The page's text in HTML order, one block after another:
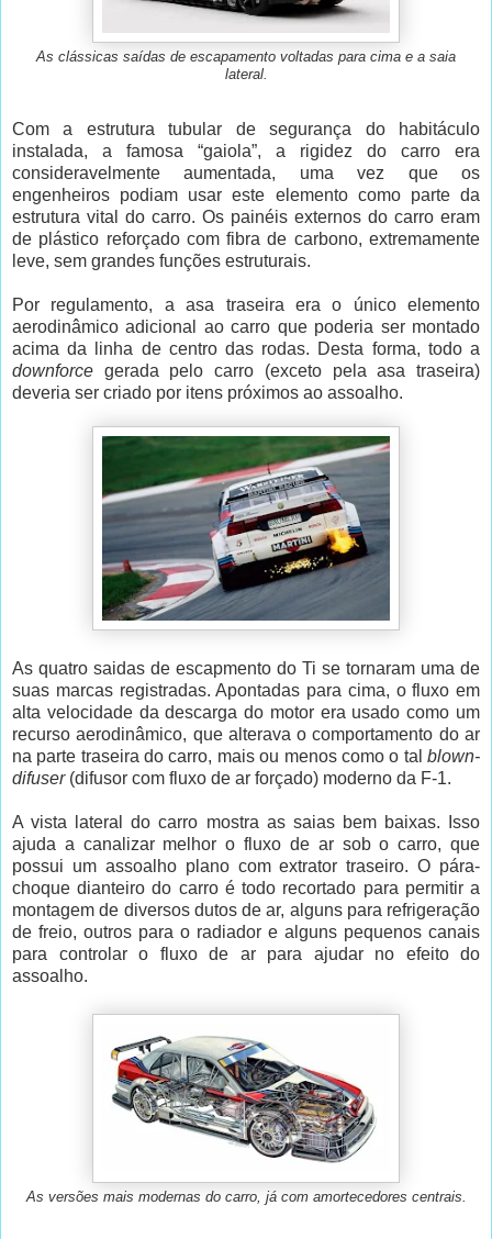
As clássicas saídas de escapamento voltadas para cima e a saia
lateral.
Com a estrutura tubular de segurança do habitáculo
instalada, a famosa “gaiola”, a rigidez do carro era
consideravelmente aumentada, uma vez que os
engenheiros podiam usar este elemento como parte da
estrutura vital do carro. Os painéis externos do carro eram
de plástico reforçado com fibra de carbono, extremamente
leve, sem grandes funções estruturais.
Por regulamento, a asa traseira era o único elemento
aerodinâmico adicional ao carro que poderia ser montado
acima da linha de centro das rodas. Desta forma, todo a
downforce gerada pelo carro (exceto pela asa traseira)
deveria ser criado por itens próximos ao assoalho.
As quatro saidas de escapmento do Ti se tornaram uma de
suas marcas registradas. Apontadas para cima, o fluxo em
alta velocidade da descarga do motor era usado como um
recurso aerodinâmico, que alterava o comportamento do ar
na parte traseira do carro, mais ou menos como o tal blown-
difuser(difusor com fluxo de ar forçado) moderno da F-1.
A vista lateral do carro mostra as saias bem baixas. Isso
ajuda a canalizar melhor o fluxo de ar sob o carro, que
possui um assoalho plano com extrator traseiro. O pára-
choque dianteiro do carro é todo recortado para permitir a
montagem de diversos dutos de ar, alguns para refrigeração
de freio, outros para o radiador e alguns pequenos canais
para controlar o fluxo de ar para ajudar no efeito do
assoalho.
As versões mais modernas do carro, já com amortecedores centrais.